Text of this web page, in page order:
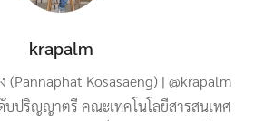
krapalm
Kosasaeng) | @krapalm
บปริญญาตรี คณะเทคโนโลยีสารสนเทศ